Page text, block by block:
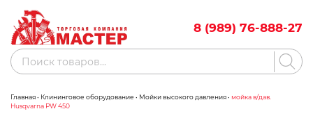
content
8 (989) 76-888-27
Акции Бренды
Поиск
товаров
Главная• Клининговое оборудование • Мойки высокого давления• мойка в/дав.
Husqvarna PW 450